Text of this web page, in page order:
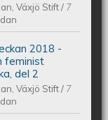
och
Växjö Stift/ 7
-
och
2018 -
feminist
del 2
Växjö Stift/ 7